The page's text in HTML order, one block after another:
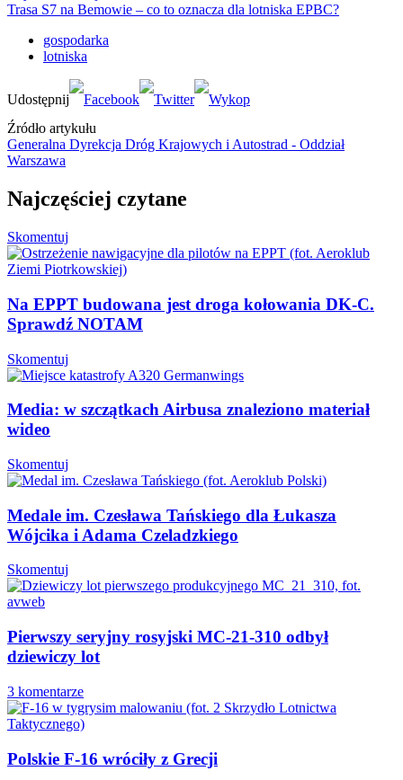
Trasa S7 na Bemowie – co to oznacza dla lotniska EPBC?
gospodarka
lotniska
Źródło artykułu
Generalna Dyrekcja Dróg Krajowych i Autostrad - Oddział
Warszawa
Najczęściej czytane
Skomentuj
Na EPPT budowana jest droga kołowania DK-C.
Sprawdź NOTAM
Skomentuj
Media: w szczątkach Airbusa znaleziono materiał
wideo
Skomentuj
Medale im. Czesława Tańskiego dla Łukasza
Wójcika i Adama Czeladzkiego
Skomentuj
Pierwszy seryjny rosyjski MC-21-310 odbył
dziewiczy lot
3 komentarze
Polskie F-16 wróciły z Grecji